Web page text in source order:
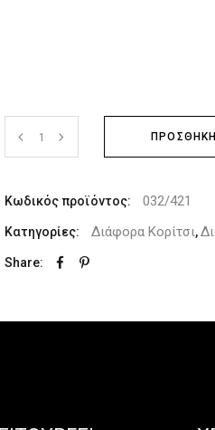
Κωδικός προϊόντος: 032/421
Κατηγορίες: Διάφορα Κορίτσι,
Share: